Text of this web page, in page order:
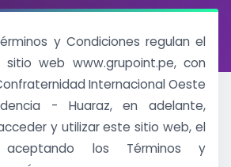
y Condiciones regulan el
web www.grupoint.pe, con
Internacional Oeste
- Huaraz, en adelante,
acceder y utilizar este sitio web, el
los Términos y